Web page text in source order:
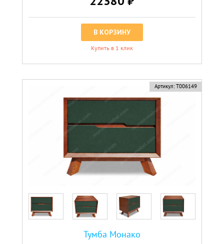
В КОРЗИНУ
Купить в 1 клик
Артикул: Т006149
Тумба Монако